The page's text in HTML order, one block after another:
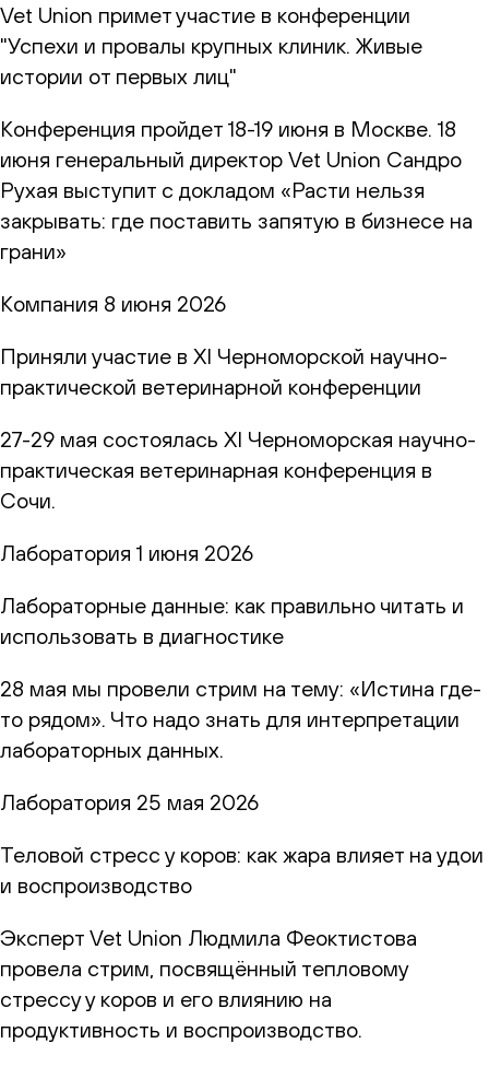
Vet Union примет участие в конференции
"Успехи и провалы крупных клиник. Живые
истории от первых лиц"
Конференция пройдет 18-19 июня в Москве. 18
июня генеральный директор Vet Union Сандро
Рухая выступит с докладом «Расти нельзя
закрывать: где поставить запятую в бизнесе на
грани»
Компания 8 июня 2026
Приняли участие в XI Черноморской научно-
практической ветеринарной конференции
27-29 мая состоялась XI Черноморская научно-
практическая ветеринарная конференция в
Сочи.
Лаборатория 1 июня 2026
Лабораторные данные: как правильно читать и
использовать в диагностике
28 мая мы провели стрим на тему: «Истина где-
то рядом». Что надо знать для интерпретации
лабораторных данных.
Лаборатория 25 мая 2026
Теловой стресс у коров: как жара влияет на удои
и воспроизводство
Эксперт Vet Union Людмила Феоктистова
провела стрим, посвящённый тепловому
стрессу у коров и его влиянию на
продуктивность и воспроизводство.